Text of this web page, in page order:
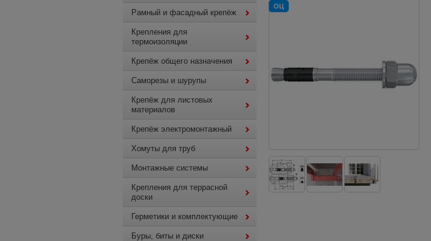
Рамный и фасадный крепёж
Крепления для
термоизоляции
Крепёж общего назначения
Саморезы и шурупы
Крепёж для листовых
материалов
Крепёж электромонтажный
Хомуты для труб
Монтажные системы
Крепления для террасной
доски
Герметики и комплектующие
Буры, биты и диски
ОЦ